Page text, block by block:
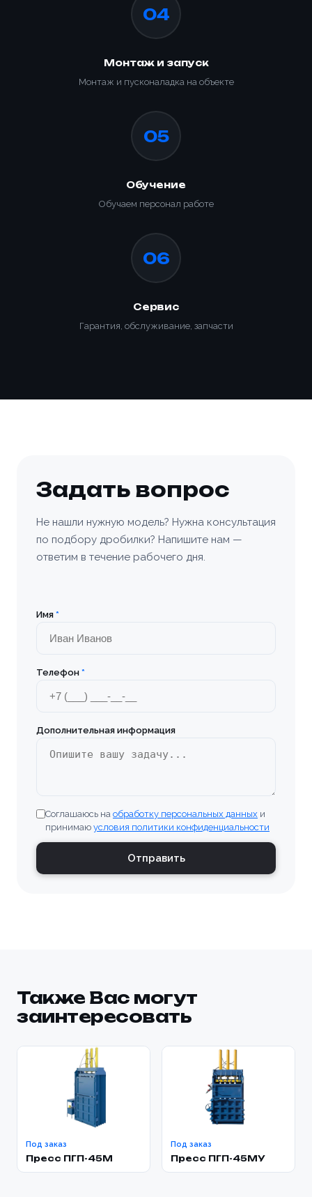
04
Монтаж и запуск
Монтаж и пусконаладка на объекте
05
Обучение
Обучаем персонал работе
06
Сервис
Гарантия, обслуживание, запчасти
Задать вопрос
Не нашли нужную модель? Нужна консультация
по подбору дробилки? Напишите нам —
ответим в течение рабочего дня.
Имя *
Телефон *
Дополнительная информация
Соглашаюсь на обработку персональных данных и
принимаю условия политики конфиденциальности
Отправить
Также Вас могут
заинтересовать
Под заказ
Пресс ПГП-45М
Под заказ
Пресс ПГП-45МУ
📎 Прикрепить реквизиты
Заказать
Отправить заявку